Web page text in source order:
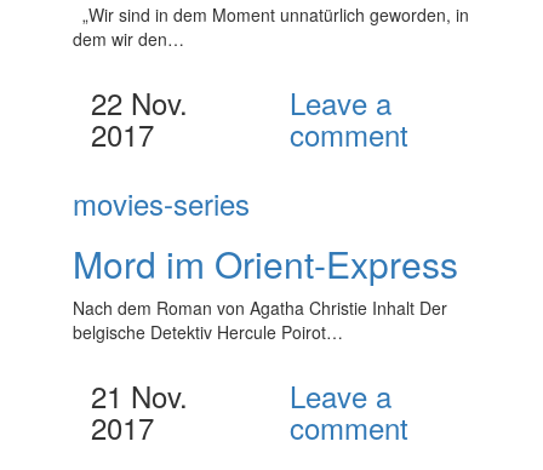
„Wir sind in dem Moment unnatürlich geworden, in
dem wir den…
22 Nov.
2017
Leave a
comment
movies-series
Mord im Orient-Express
Nach dem Roman von Agatha Christie Inhalt Der
belgische Detektiv Hercule Poirot…
21 Nov.
2017
Leave a
comment